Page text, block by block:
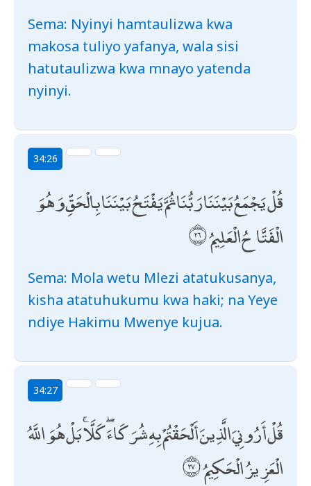
Sema: Nyinyi hamtaulizwa kwa
makosa tuliyo yafanya, wala sisi
hatutaulizwa kwa mnayo yatenda
nyinyi.
34:26
قُلْ يَجْمَعُ بَيْنَنَا رَبُّنَا ثُمَّ يَفْتَحُ بَيْنَنَا بِالْحَقِّ وَهُوَ
الْفَتَّاحُ الْعَلِيمُ
Sema: Mola wetu Mlezi atatukusanya,
kisha atatuhukumu kwa haki; na Yeye
ndiye Hakimu Mwenye kujua.
34:27
قُلْ أَرُونِيَ الَّذِينَ أَلْحَقْتُمْ بِهِ شُرَكَاءَ ۖ كَلَّا ۚ بَلْ هُوَ اللَّهُ
الْعَزِيزُ الْحَكِيمُ